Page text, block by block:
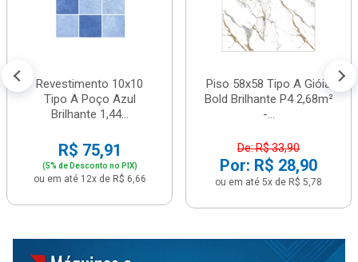
Revestimento 10x10
Tipo A Poço Azul
Brilhante 1,44...
R$ 75,91
(5% de Desconto no PIX)
ou em até 12x de R$ 6,66
Piso 58x58 Tipo A Gióia
Bold Brilhante P4 2,68m²
-...
De: R$ 33,90
Por: R$ 28,90
ou em até 5x de R$ 5,78